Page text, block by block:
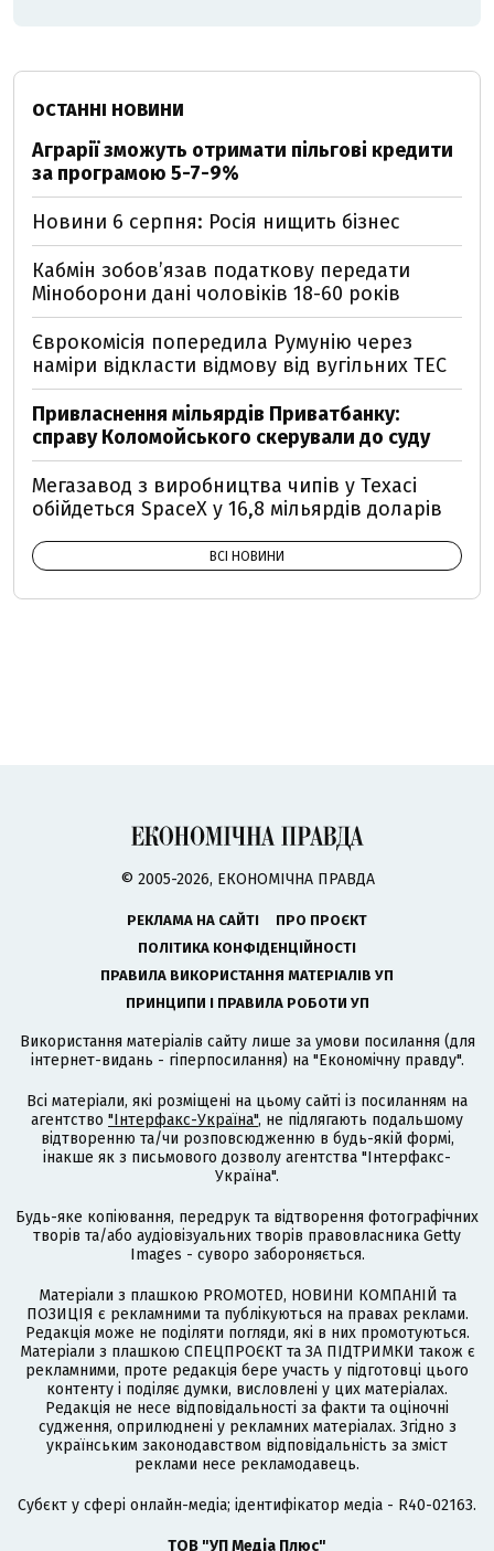
ОСТАННІ НОВИНИ
Аграрії зможуть отримати пільгові кредити
за програмою 5-7-9%
Новини 6 серпня: Росія нищить бізнес
Кабмін зобовʼязав податкову передати
Міноборони дані чоловіків 18-60 років
Єврокомісія попередила Румунію через
наміри відкласти відмову від вугільних ТЕС
Привласнення мільярдів Приватбанку:
справу Коломойського скерували до суду
Мегазавод з виробництва чипів у Техасі
обійдеться SpaceX у 16,8 мільярдів доларів
ВСІ НОВИНИ
© 2005-2026, ЕКОНОМІЧНА ПРАВДА
РЕКЛАМА НА САЙТІ
ПРО ПРОЄКТ
ПОЛІТИКА КОНФІДЕНЦІЙНОСТІ
ПРАВИЛА ВИКОРИСТАННЯ МАТЕРІАЛІВ УП
ПРИНЦИПИ І ПРАВИЛА РОБОТИ УП
Використання матеріалів сайту лише за умови посилання (для
інтернет-видань - гіперпосилання) на "Економічну правду".
Всі матеріали, які розміщені на цьому сайті із посиланням на
агентство "Інтерфакс-Україна", не підлягають подальшому
відтворенню та/чи розповсюдженню в будь-якій формі,
інакше як з письмового дозволу агентства "Інтерфакс-
Україна".
Будь-яке копіювання, передрук та відтворення фотографічних
творів та/або аудіовізуальних творів правовласника Getty
Images - суворо забороняється.
Матеріали з плашкою PROMOTED, НОВИНИ КОМПАНІЙ та
ПОЗИЦІЯ є рекламними та публікуються на правах реклами.
Редакція може не поділяти погляди, які в них промотуються.
Матеріали з плашкою СПЕЦПРОЄКТ та ЗА ПІДТРИМКИ також є
рекламними, проте редакція бере участь у підготовці цього
контенту і поділяє думки, висловлені у цих матеріалах.
Редакція не несе відповідальності за факти та оціночні
судження, оприлюднені у рекламних матеріалах. Згідно з
українським законодавством відповідальність за зміст
реклами несе рекламодавець.
Cубєкт у сфері онлайн-медіа; ідентифікатор медіа - R40-02163.
ТОВ "УП Медіа Плюс"